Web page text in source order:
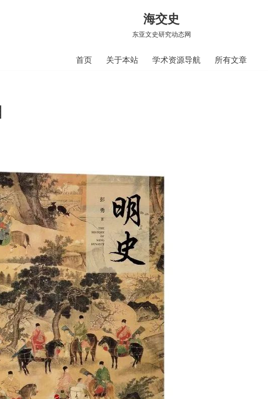
海交史
东亚文史研究动态网
首页 关于本站 学术资源导航 所有文章